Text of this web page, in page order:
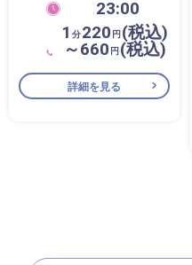
23:00
1 分220 円(税込)
～660 円(税込)
詳細を見る